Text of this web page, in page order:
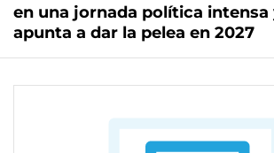
en una jornada política intensa
apunta a dar la pelea en 2027